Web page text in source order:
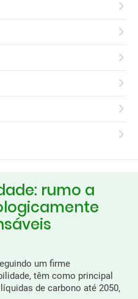
rumo a
um firme
têm como principal
de carbono até 2050,